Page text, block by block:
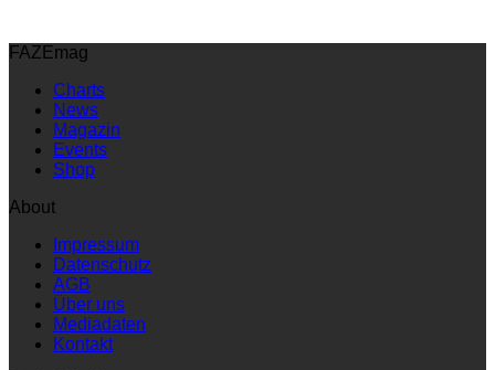
FAZEmag
Charts
News
Magazin
Events
Shop
About
Impressum
Datenschutz
AGB
Über uns
Mediadaten
Kontakt